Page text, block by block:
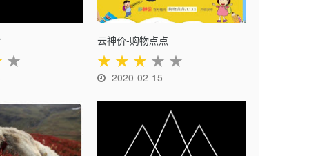
★
云神价-购物点点
★ ★ ★ ★ ★
2020-02-15